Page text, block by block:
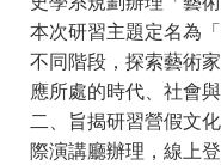
本次研習主題定名為
不同階段，探索藝術
應所處的時代、社會與
二、旨揭研習營假文
際演講廳辦理，線上